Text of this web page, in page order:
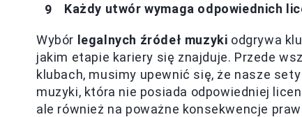
Każdy utwór wymaga odpowiednich
Wybór legalnych źródeł muzyki odgrywa
jakim etapie kariery się znajduje. Przede
klubach, musimy upewnić się, że nasze
muzyki, która nie posiada odpowiedniej
ale również na poważne konsekwencje